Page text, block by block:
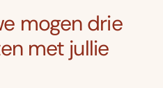
mogen drie
met jullie